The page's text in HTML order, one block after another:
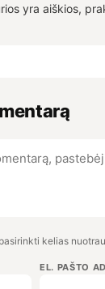
yra aiškios,
kelias
EL. PAŠTO